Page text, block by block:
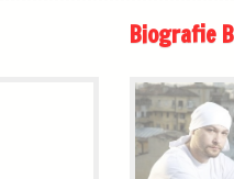
Biografie